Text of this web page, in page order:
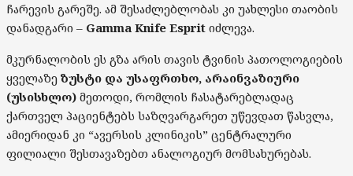
ჩარევის გარეშე. ამ შესაძლებლობას კი უახლესი თაობის
დანადგარი – Gamma Knife Esprit იძლევა.
მკურნალობის ეს გზა არის თავის ტვინის პათოლოგიების
ყველაზე ზუსტი და უსაფრთხო, არაინვაზიური
(უსისხლო) მეთოდი, რომლის ჩასატარებლადაც
ქართველ პაციენტებს საზღვარგარეთ უწევდათ წასვლა,
ამიერიდან კი “ავერსის კლინიკის” ცენტრალური
ფილიალი შესთავაზებთ ანალოგიურ მომსახურებას.